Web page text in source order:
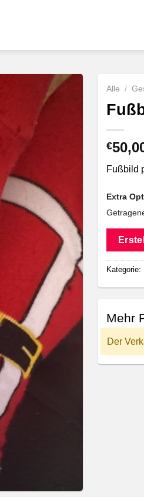
Alle /
€
Fußbild
Extra
Kategorie:
Mehr
Der